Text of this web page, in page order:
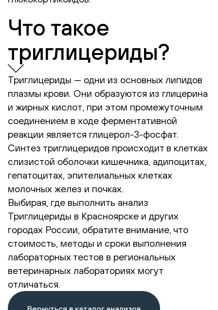
Что такое
триглицериды?
Триглицериды — одни из основных липидов
плазмы крови. Они образуются из глицерина
и жирных кислот, при этом промежуточным
соединением в ходе ферментативной
реакции является глицерол-3-фосфат.
Синтез триглицеридов происходит в клетках
слизистой оболочки кишечника, адипоцитах,
гепатоцитах, эпителиальных клетках
молочных желез и почках.
Выбирая, где выполнить анализ
Триглицериды в Красноярске и других
городах России, обратите внимание, что
стоимость, методы и сроки выполнения
лабораторных тестов в региональных
ветеринарных лабораториях могут
отличаться.